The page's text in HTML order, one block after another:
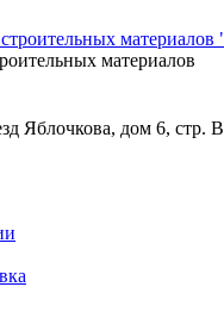
материалов
Яблочкова, дом 6, стр. В